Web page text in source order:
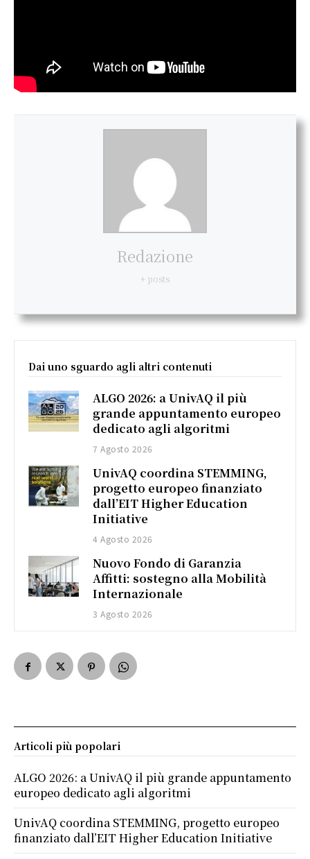
Redazione
+ posts
Dai uno sguardo agli altri contenuti
ALGO 2026: a UnivAQ il più
grande appuntamento europeo
dedicato agli algoritmi
7 Agosto 2026
UnivAQ coordina STEMMING,
progetto europeo finanziato
dall’EIT Higher Education
Initiative
4 Agosto 2026
Nuovo Fondo di Garanzia
Affitti: sostegno alla Mobilità
Internazionale
3 Agosto 2026
Articoli più popolari
ALGO 2026: a UnivAQ il più grande appuntamento
europeo dedicato agli algoritmi
UnivAQ coordina STEMMING, progetto europeo
finanziato dall’EIT Higher Education Initiative